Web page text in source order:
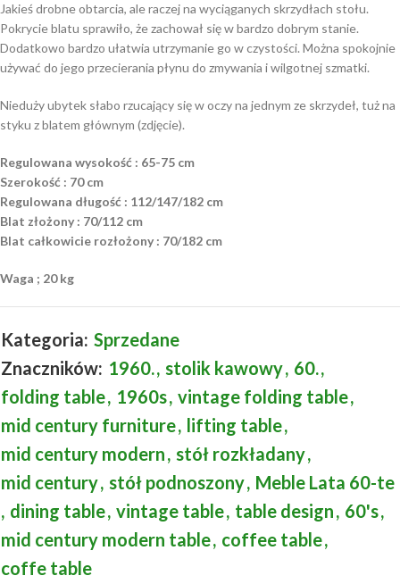
Jakieś drobne obtarcia, ale raczej na wyciąganych skrzydłach stołu.
Pokrycie blatu sprawiło, że zachował się w bardzo dobrym stanie.
Dodatkowo bardzo ułatwia utrzymanie go w czystości. Można spokojnie
używać do jego przecierania płynu do zmywania i wilgotnej szmatki.
Nieduży ubytek słabo rzucający się w oczy na jednym ze skrzydeł, tuż na
styku z blatem głównym (zdjęcie).
Regulowana wysokość : 65-75 cm
Szerokość : 70 cm
Regulowana długość : 112/147/182 cm
Blat złożony : 70/112 cm
Blat całkowicie rozłożony : 70/182 cm
Waga ; 20 kg
Kategoria: Sprzedane
Znaczników: 1960., stolik kawowy, 60.,
folding table, 1960s, vintage folding table,
mid century furniture, lifting table,
mid century modern, stół rozkładany,
mid century, stół podnoszony, Meble Lata 60-te
, dining table, vintage table, table design, 60's,
mid century modern table, coffee table,
coffe table